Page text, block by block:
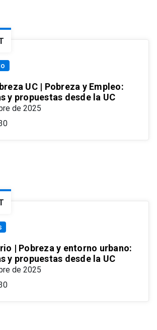
UC | Pobreza y Empleo:
y propuestas desde la UC
de 2025
| Pobreza y entorno urbano:
y propuestas desde la UC
de 2025